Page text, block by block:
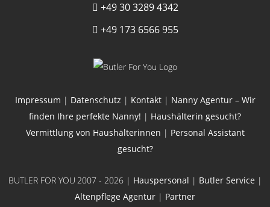
+49 30 3289 4342
+49 173 6566 955
Impressum | Datenschutz | Kontakt| Nanny Agentur – Wir
finden Ihre perfekte Nanny! | Haushälterin gesucht?
Vermittlung von Haushälterinnen | Personal Assistant
gesucht?
BUTLER FOR YOU 2007 - 2026 | Hauspersonal | Butler Service |
Altenpflege Agentur | Partner